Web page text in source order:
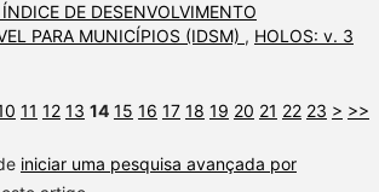
DE DESENVOLVIMENTO
PARA MUNICÍPIOS (IDSM) , HOLOS: v. 3
11 12 13 14 15 16 17 18 19 20 21 22 23 > >>
iniciar uma pesquisa avançada por